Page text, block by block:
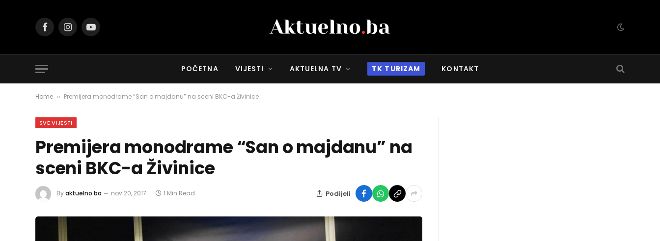
FacebookInstagramYouTube
POČETNA VIJESTI AKTUELNA TV TK TURIZAM KONTAKT
Home » Premijera monodrame “San o majdanu” na sceni BKC-a Živinice
SVE VIJESTI
Premijera monodrame “San o majdanu” na
sceni BKC-a Živinice
Byaktuelno.ba nov 20, 2017 1 Min Read Podijeli